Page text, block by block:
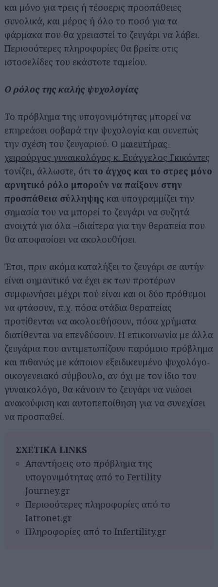
και μόνο για τρεις ή τέσσερις προσπάθειες
συνολικά, και μέρος ή όλο το ποσό για τα
φάρμακα που θα χρειαστεί το ζευγάρι να λάβει.
Περισσότερες πληροφορίες θα βρείτε στις
ιστοσελίδες του εκάστοτε ταμείου.
Ο ρόλος της καλής ψυχολογίας
Το πρόβλημα της υπογονιμότητας μπορεί να
επηρεάσει σοβαρά την ψυχολογία και συνεπώς
την σχέση του ζευγαριού. Ο μαιευτήρας-
χειρούργος γυναικολόγος κ. Ευάγγελος Γκικόντες
τονίζει, άλλωστε, ότι το άγχος και το στρες μόνο
αρνητικό ρόλο μπορούν να παίξουν στην
προσπάθεια σύλληψης και υπογραμμίζει την
σημασία του να μπορεί το ζευγάρι να συζητά
ανοιχτά για όλα –ιδιαίτερα για την θεραπεία που
θα αποφασίσει να ακολουθήσει.
Έτσι, πριν ακόμα καταλήξει το ζευγάρι σε αυτήν
είναι σημαντικό να έχει εκ των προτέρων
συμφωνήσει μέχρι πού είναι και οι δύο πρόθυμοι
να φτάσουν, π.χ. πόσα στάδια θεραπείας
προτίθενται να ακολουθήσουν, πόσα χρήματα
διατίθενται να επενδύσουν. Η επικοινωνία με άλλα
ζευγάρια που αντιμετωπίζουν παρόμοιο πρόβλημα
και πιθανώς με κάποιον εξειδικευμένο ψυχολόγο-
οικογενειακό σύμβουλο, αν όχι με τον ίδιο τον
γυναικολόγο, θα κάνουν το ζευγάρι να νιώσει
ανακούφιση και αυτοπεποίθηση για να συνεχίσει
να προσπαθεί.
ΣΧΕΤΙΚΑ LINKS
Απαντήσεις στο πρόβλημα της
υπογονιμότητας από το Fertility
Journey.gr
Περισσότερες πληροφορίες από το
Iatronet.gr
Πληροφορίες από το Infertility.gr